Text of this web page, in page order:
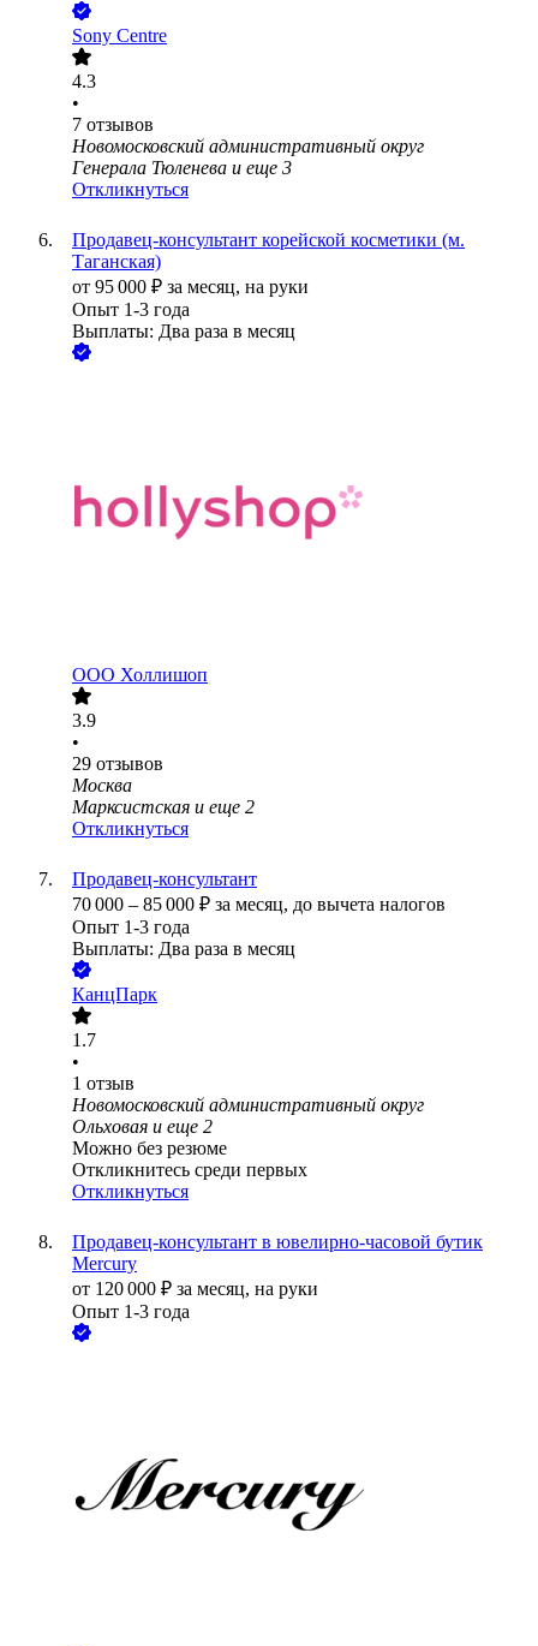
Sony Centre
4.3
•
7 отзывов
Новомосковский административный округ
Генерала Тюленева и еще 3
Откликнуться
Продавец-консультант корейской косметики (м.
Таганская)
от 95 000 ₽ за месяц, на руки
Опыт 1-3 года
Выплаты: Два раза в месяц
ООО Холлишоп
3.9
•
29 отзывов
Москва
Марксистская и еще 2
Откликнуться
Продавец-консультант
70 000 – 85 000 ₽ за месяц, до вычета налогов
Опыт 1-3 года
Выплаты: Два раза в месяц
КанцПарк
1.7
•
1 отзыв
Новомосковский административный округ
Ольховая и еще 2
Можно без резюме
Откликнитесь среди первых
Откликнуться
Продавец-консультант в ювелирно-часовой бутик
Mercury
от 120 000 ₽ за месяц, на руки
Опыт 1-3 года